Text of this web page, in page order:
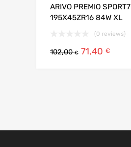
ARIVO PREMIO SPORT7
195X45ZR16 84W XL
(0 reviews)
102,00€ 71,40 €